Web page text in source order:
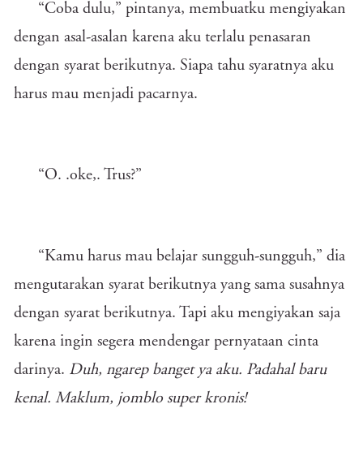
“Coba dulu,” pintanya, membuatku mengiyakan
dengan asal-asalan karena aku terlalu penasaran
dengan syarat berikutnya. Siapa tahu syaratnya aku
harus mau menjadi pacarnya.
“O. .oke,. Trus?”
“Kamu harus mau belajar sungguh-sungguh,” dia
mengutarakan syarat berikutnya yang sama susahnya
dengan syarat berikutnya. Tapi aku mengiyakan saja
karena ingin segera mendengar pernyataan cinta
darinya. Duh, ngarep banget ya aku. Padahal baru
kenal. Maklum, jomblo super kronis!